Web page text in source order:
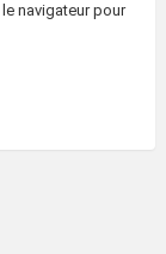
navigateur pour